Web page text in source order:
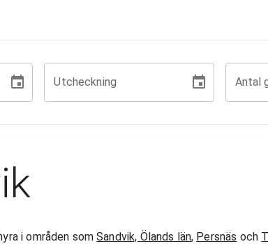
Utcheckning Antal
i områden somSandvik, Ölands län, Persnäs och